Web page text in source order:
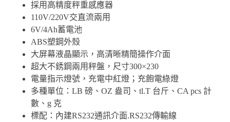
採用高精度秤重感應器
110V/220V交直流兩用
6V/4Ah蓄電池
ABS塑鋼外殼
大屏幕液晶顯示，高清晰精簡操作介面
超大不銹鋼兩用秤盤，尺寸300×230
電量指示燈號，充電中紅燈；充飽電綠燈
多種單位：LB 磅、OZ 盎司、tl.T 台斤、CA pcs 計
數、g 克
標配：內建RS232通訊介面.RS232傳輸線